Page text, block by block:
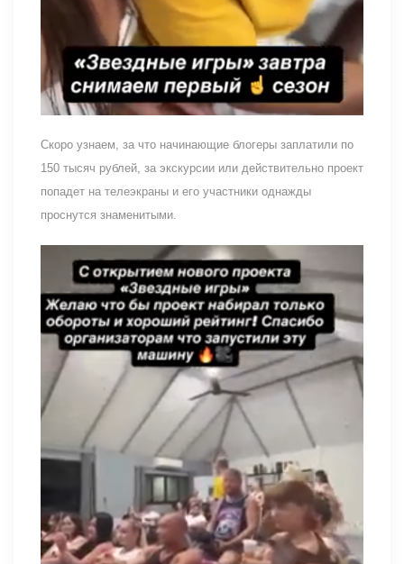
Скоро узнаем, за что начинающие блогеры заплатили по
150 тысяч рублей, за экскурсии или действительно проект
попадет на телеэкраны и его участники однажды
проснутся знаменитыми.